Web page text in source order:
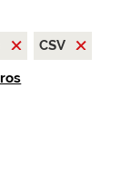
CSV